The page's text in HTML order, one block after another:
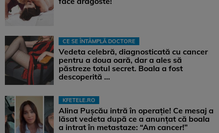
CE SE ÎNTÂMPLĂ DOCTORE
Vedeta celebră, diagnosticată cu cancer
pentru a doua oară, dar a ales să
păstreze totul secret. Boala a fost
descoperită ...
KFETELE.RO
Alina Pușcău intră în operație! Ce mesaj a
lăsat vedeta după ce a anunțat că boala
a intrat în metastaze: “Am cancer!”